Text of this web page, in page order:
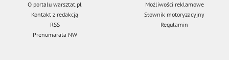
O portalu warsztat.pl
Możliwości reklamowe
Kontakt z redakcją
Słownik motoryzacyjny
RSS
Regulamin
Prenumarata NW